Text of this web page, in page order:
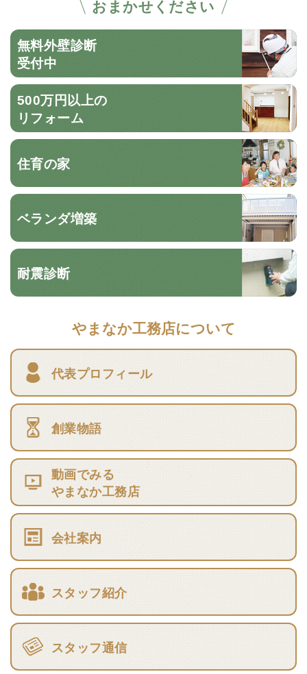
おまかせください
無料外壁診断
受付中
500万円以上の
リフォーム
住育の家
ベランダ増築
耐震診断
やまなか工務店について
代表プロフィール
創業物語
動画でみる
やまなか工務店
会社案内
スタッフ紹介
スタッフ通信